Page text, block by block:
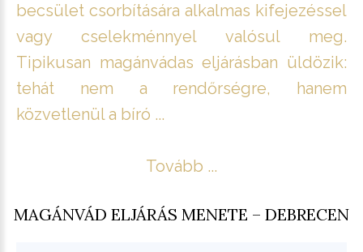
becsület csorbítására alkalmas kifejezéssel
vagy cselekménnyel valósul meg.
Tipikusan magánvádas eljárásban üldözik:
tehát nem a rendőrségre, hanem
közvetlenül a bíró ...
Tovább ...
MAGÁNVÁD ELJÁRÁS MENETE – DEBRECEN